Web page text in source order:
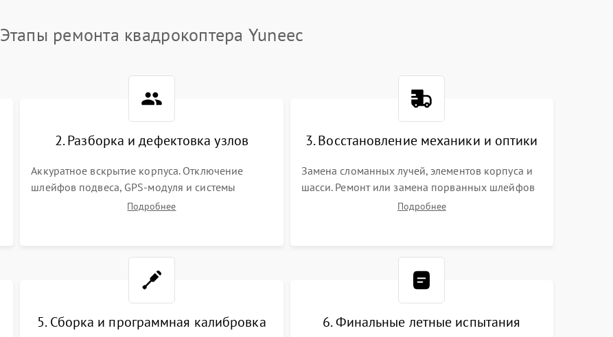
Этапы ремонта квадрокоптера Yuneec
2. Разборка и дефектовка узлов
Аккуратное вскрытие корпуса. Отключение
шлейфов подвеса, GPS-модуля и системы
визуального позиционирования. Проверка
Подробнее
3. Восстановление механики и оптики
Замена сломанных лучей, элементов корпуса и
шасси. Ремонт или замена порванных шлейфов
и демпферов трехосевого подвеса камеры.
Подробнее
5. Сборка и программная калибровка 6. Финальные летные испытания